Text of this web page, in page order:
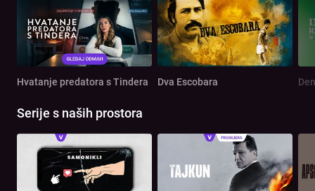
Hvatanje predatora s Tindera Dva Escobara
Serije s naših prostora